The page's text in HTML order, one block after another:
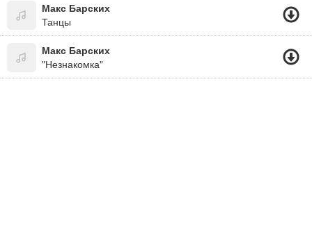
Макс Барских
Танцы
Макс Барских
"Незнакомка"